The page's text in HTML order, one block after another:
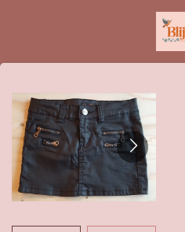
naar
hoofdinhoud